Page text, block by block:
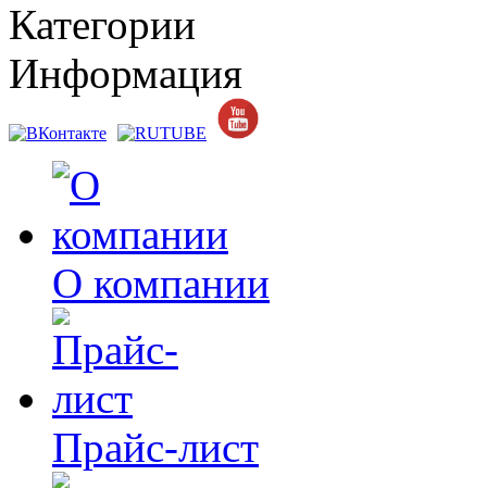
Категории
Информация
О компании
Прайс-лист